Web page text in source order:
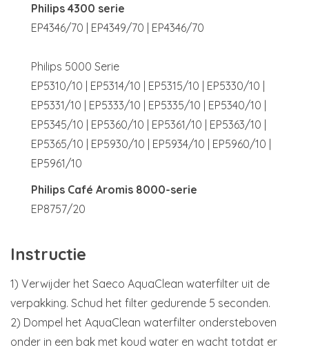
Philips 4300 serie
EP4346/70 | EP4349/70 | EP4346/70
Philips 5000 Serie
EP5310/10 | EP5314/10 | EP5315/10 | EP5330/10 |
EP5331/10 | EP5333/10 | EP5335/10 | EP5340/10 |
EP5345/10 | EP5360/10 | EP5361/10 | EP5363/10 |
EP5365/10 | EP5930/10 | EP5934/10 | EP5960/10 |
EP5961/10
Philips Café Aromis 8000-serie
EP8757/20
Instructie
1) Verwijder het Saeco AquaClean waterfilter uit de
verpakking. Schud het filter gedurende 5 seconden.
2) Dompel het AquaClean waterfilter ondersteboven
onder in een bak met koud water en wacht totdat er